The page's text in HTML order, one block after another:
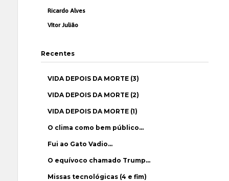
Ricardo Alves
Vítor Julião
Recentes
VIDA DEPOIS DA MORTE (3)
VIDA DEPOIS DA MORTE (2)
VIDA DEPOIS DA MORTE (1)
O clima como bem público…
Fui ao Gato Vadio…
O equívoco chamado Trump…
Missas tecnológicas (4 e fim)